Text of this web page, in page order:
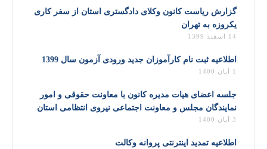
گزارش ریاست کانون وکلای دادگستری استان از سفر کاری
یکروزه به تهران
14 اسفند 1399
اطلاعیه ثبت نام کارآموزان جدید ورودی آزمون سال 1399
1 آبان 1400
جلسه اعضای هیات مدیره کانون با معاونت حقوقی و امور
نمایندگان مجلس و معاونت اجتماعی نیروی انتظامی استان
3 آبان 1400
اطلاعیه تمدید اینترنتی پروانه وکالت